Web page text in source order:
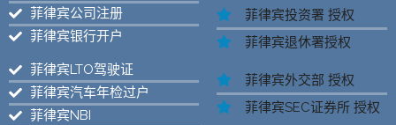
菲律宾公司注册
菲律宾银行开户
菲律宾LTO驾驶证
菲律宾汽车年检过户
菲律宾NBI
菲律宾投资署 授权
菲律宾退休署授权
菲律宾外交部 授权
菲律宾SEC证券所 授权